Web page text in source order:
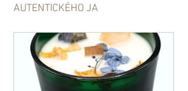
AUTENTICKÉHO JA